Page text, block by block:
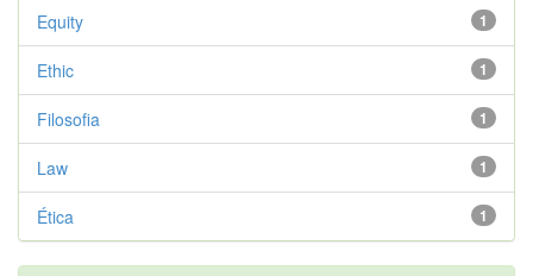
1
Equity
1
Ethic
1
Filosofia
1
Law
1
Ética